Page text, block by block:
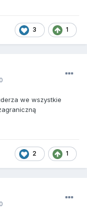
3 1
we wszystkie
2 1